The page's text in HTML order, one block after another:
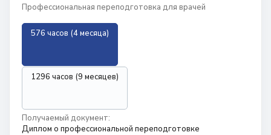
Профессиональная переподготовка для врачей
576 часов (4 месяца)
1296 часов (9 месяцев)
Получаемый документ:
Диплом о профессиональной переподготовке